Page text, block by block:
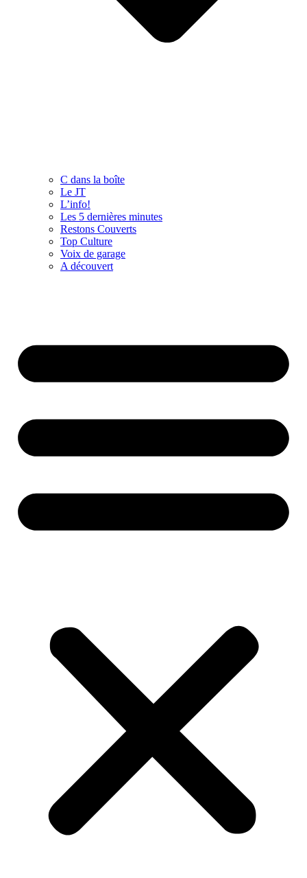
C dans la boîte
Le JT
L’info!
Les 5 dernières minutes
Restons Couverts
Top Culture
Voix de garage
A découvert